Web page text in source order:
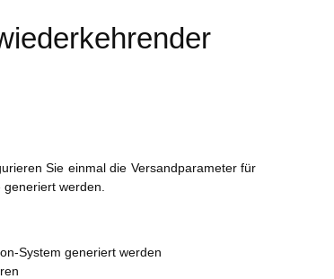
Sie einmal die Versandparameter für
werden.
System generiert werden